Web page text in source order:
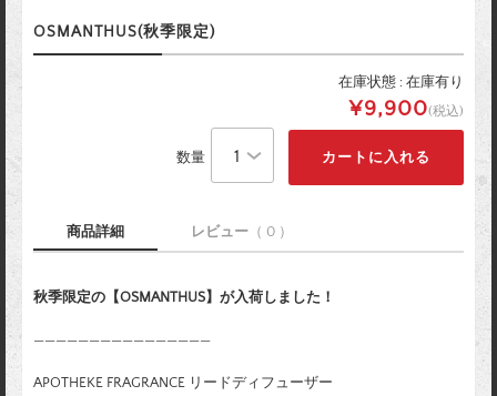
OSMANTHUS(秋季限定)
在庫状態 : 在庫有り
¥9,900(税込)
数量
商品詳細 レビュー （ 0 ）
秋季限定の【OSMANTHUS】が入荷しました！
————————————————
APOTHEKE FRAGRANCE リードディフューザー